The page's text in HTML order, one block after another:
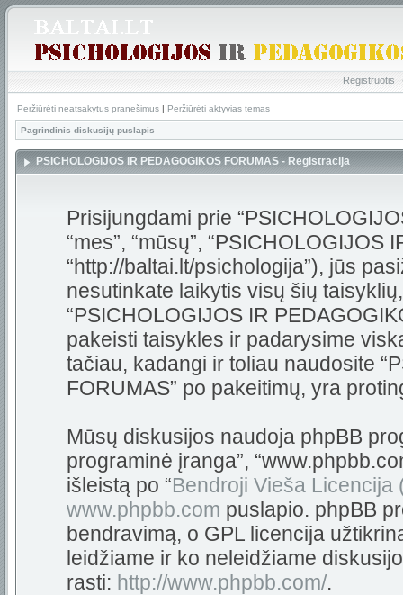
Registruotis
Peržiūrėti neatsakytus pranešimus | Peržiūrėti aktyvias temas
Pagrindinis diskusijų puslapis
PSICHOLOGIJOS IR PEDAGOGIKOS FORUMAS - Registracija
Prisijungdami prie
“mes”, “mūsų”, “PSICHOLOGIJOS
“http://baltai.lt/psichologija”), jūs
nesutinkate laikytis visų šių
“PSICHOLOGIJOS IR
pakeisti taisykles ir padarysime
tačiau, kadangi ir toliau naudosite
FORUMAS” po pakeitimų, yra
Mūsų diskusijos naudoja phpBB
programinė įranga”,
išleistą po “Bendroji Vieša Licencija
www.phpbb.com puslapio. phpBB
bendravimą, o GPL licencija
leidžiame ir ko neleidžiame
rasti: http://www.phpbb.com/.